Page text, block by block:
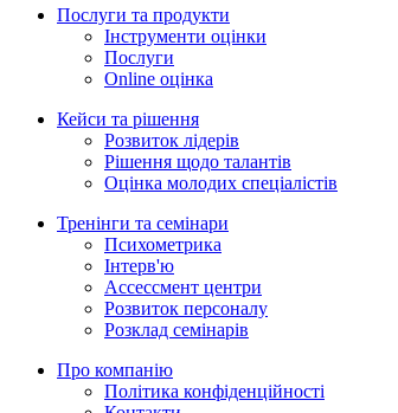
Послуги та продукти
Інструменти оцінки
Послуги
Online оцінка
Кейси та рішення
Розвиток лідерів
Рішення щодо талантів
Оцінка молодих спеціалістів
Тренінги та семінари
Психометрика
Iнтерв'ю
Ассессмент центри
Розвиток персоналу
Розклад семінарів
Про компанію
Політика конфіденційності